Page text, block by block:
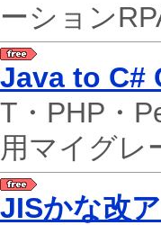
ーション
Java to C#
T・PHP・
用マイグレ
JISかな改